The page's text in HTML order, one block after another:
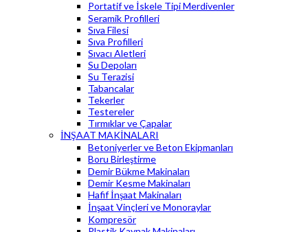
Portatif ve İskele Tipi Merdivenler
Seramik Profilleri
Sıva Filesi
Sıva Profilleri
Sıvacı Aletleri
Su Depoları
Su Terazisi
Tabancalar
Tekerler
Testereler
Tırmıklar ve Çapalar
İNŞAAT MAKİNALARI
Betoniyerler ve Beton Ekipmanları
Boru Birleştirme
Demir Bükme Makinaları
Demir Kesme Makinaları
Hafif İnşaat Makinaları
İnşaat Vinçleri ve Monoraylar
Kompresör